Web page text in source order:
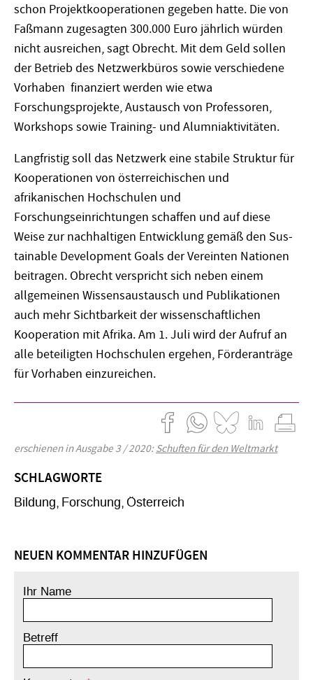
schon Projektkooperationen gegeben hatte. Die von
Faßmann zugesagten 300.000 Euro jährlich würden
nicht ausreichen, sagt Obrecht. Mit dem Geld sollen
der Betrieb des Netzwerk­büros sowie verschiedene
Vorhaben finanziert werden wie etwa
Forschungsprojekte, Austausch von Professoren,
Workshops sowie Training- und Alumniaktivitäten.
Langfristig soll das Netzwerk eine stabile Struktur für
Kooperationen von österreichischen und
afrikanischen Hochschulen und
Forschungseinrichtungen schaffen und auf diese
Weise zur nachhaltigen Entwicklung gemäß den Sus­
tainable Development Goals der Vereinten Nationen
beitragen. Obrecht verspricht sich neben einem
allgemeinen Wissensaustausch und Publikationen
auch mehr Sichtbarkeit der wissenschaftlichen
Kooperation mit Afrika. Am 1. Juli wird der Aufruf an
alle beteiligten Hochschulen ergehen, Förderanträge
für Vorhaben einzureichen.
erschienen in Ausgabe 3 / 2020:Schuften für den Weltmarkt
SCHLAGWORTE
Bildung Forschung Österreich
NEUEN KOMMENTAR HINZUFÜGEN
Ihr Name
Betreff